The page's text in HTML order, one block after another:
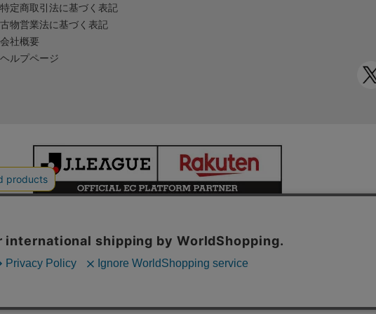
特定商取引法に基づく表記
古物営業法に基づく表記
会社概要
ヘルプページ
本サイトで使用している文章・画像等の無断での複製・転載を禁止します。
© JAPAN PROFESSIONAL FOOTBALL LEAGUE Rakuten Group, Inc.
ALL RIGHTS RESERVED.